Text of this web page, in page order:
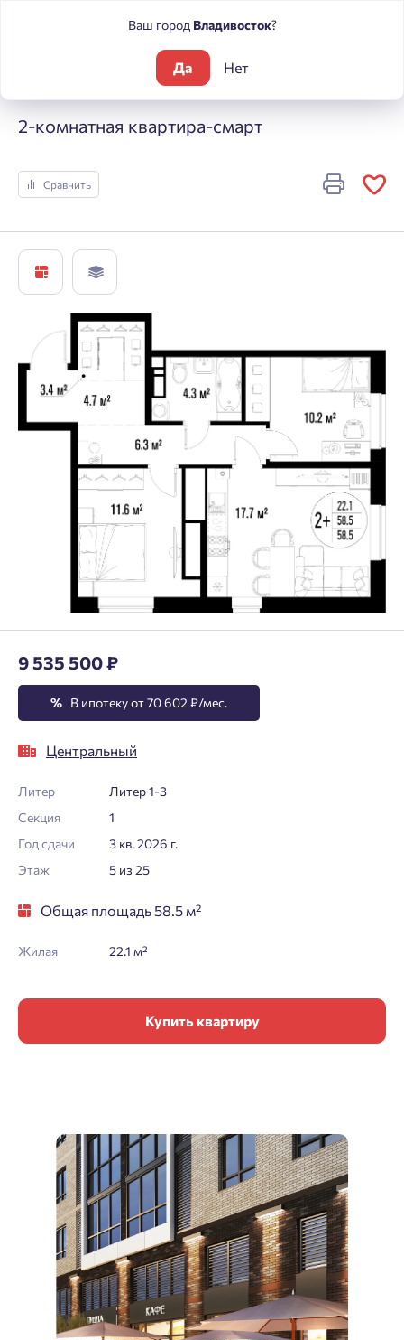
Центральный
2-комнатная квартира-смарт
Сравнить
9 535 500 ₽
% В ипотеку от 70 602 ₽/мес.
Центральный
Литер
Литер 1-3
Секция
1
Год сдачи
3 кв. 2026 г.
Этаж
5 из 25
Общая площадь 58.5 м²
Жилая 22.1 м²
Купить квартиру
Ваш город Владивосток?
Да Нет